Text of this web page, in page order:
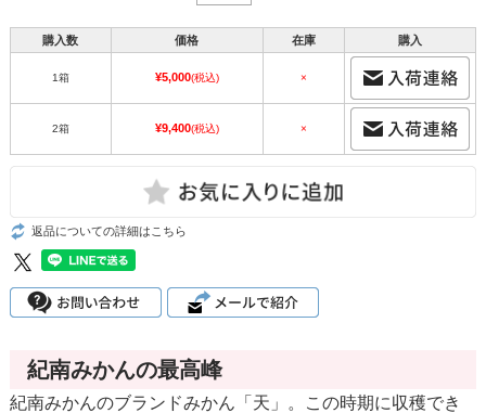
購入数 価格 在庫 購入
1箱 ¥5,000(税込) ×
2箱 ¥9,400(税込) ×
返品についての詳細はこちら
紀南みかんの最高峰
紀南みかんのブランドみかん「天」。この時期に収穫でき